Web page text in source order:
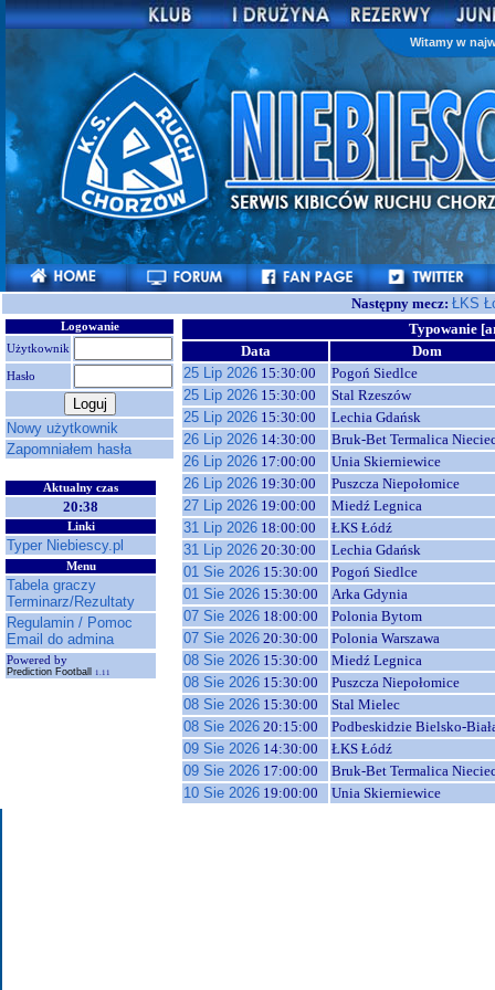
Witamy w
Następny mecz: ŁKS
Logowanie
Użytkownik
Hasło
Nowy użytkownik
Zapomniałem hasła
Aktualny czas
20:38
Linki
Typer Niebiescy.pl
Menu
Tabela graczy
Terminarz/Rezultaty
Regulamin / Pomoc
Email do admina
Powered by
Prediction Football 1.11
Typowanie
Data
Dom
25 Lip 2026 15:30:00
Pogoń Siedlce
25 Lip 2026 15:30:00
Stal Rzeszów
25 Lip 2026 15:30:00
Lechia Gdańsk
26 Lip 2026 14:30:00
Bruk-Bet Termalica
26 Lip 2026 17:00:00
Unia Skierniewice
26 Lip 2026 19:30:00
Puszcza Niepołomice
27 Lip 2026 19:00:00
Miedź Legnica
31 Lip 2026 18:00:00
ŁKS Łódź
31 Lip 2026 20:30:00
Lechia Gdańsk
01 Sie 2026 15:30:00
Pogoń Siedlce
01 Sie 2026 15:30:00
Arka Gdynia
07 Sie 2026 18:00:00
Polonia Bytom
07 Sie 2026 20:30:00
Polonia Warszawa
08 Sie 2026 15:30:00
Miedź Legnica
08 Sie 2026 15:30:00
Puszcza Niepołomice
08 Sie 2026 15:30:00
Stal Mielec
08 Sie 2026 20:15:00
Podbeskidzie Bielsko-
09 Sie 2026 14:30:00
ŁKS Łódź
09 Sie 2026 17:00:00
Bruk-Bet Termalica
10 Sie 2026 19:00:00 Unia Skierniewice